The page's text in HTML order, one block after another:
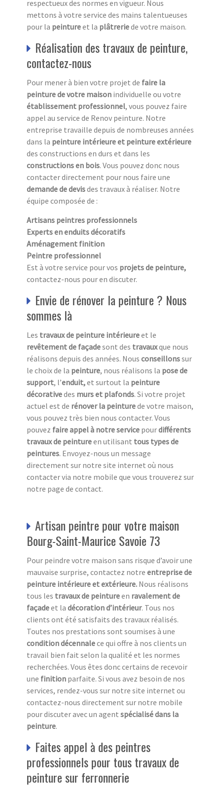
respectueux des normes en vigueur. Nous
mettons à votre service des mains talentueuses
pour la peintureet la plâtreriede votre maison.
Réalisation des travaux de peinture,
contactez-nous
Pour mener à bien votre projet de faire la
peinture de votre maison individuelle ou votre
établissement professionnel, vous pouvez faire
appel au service de Renov peinture. Notre
entreprise travaille depuis de nombreuses années
dans la peinture intérieure et peinture extérieure
des constructions en durs et dans les
constructions en bois. Vous pouvez donc nous
contacter directement pour nous faire une
demande de devisdes travaux à réaliser. Notre
équipe composée de :
Artisans peintres professionnels
Experts en enduits décoratifs
Aménagement finition
Peintre professionnel
Est à votre service pour vos projets de peinture,
contactez-nous pour en discuter.
Envie de rénover la peinture ? Nous
sommes là
Les travaux de peinture intérieureet le
revêtement de façadesont des travauxque nous
réalisons depuis des années. Nous conseillonssur
le choix de la peinture, nous réalisons la pose de
support, l’enduit,et surtout la peinture
décorativedes murs et plafonds. Si votre projet
actuel est de rénover la peinturede votre maison,
vous pouvez très bien nous contacter. Vous
pouvez faire appel à notre service pourdifférents
travaux de peintureen utilisant tous types de
peintures. Envoyez-nous un message
directement sur notre site internet où nous
contacter via notre mobile que vous trouverez sur
notre page de contact.
Artisan peintre pour votre maison
Bourg-Saint-Maurice Savoie 73
Pour peindre votre maison sans risque d’avoir une
mauvaise surprise, contactez notre entreprise de
peinture intérieure et extérieure. Nous réalisons
tous les travaux de peintureen ravalement de
façadeet la décoration d’intérieur. Tous nos
clients ont été satisfaits des travaux réalisés.
Toutes nos prestations sont soumises à une
condition décennalece qui offre à nos clients un
travail bien fait selon la qualité et les normes
recherchées. Vous êtes donc certains de recevoir
une finition parfaite. Si vous avez besoin de nos
services, rendez-vous sur notre site internet ou
contactez-nous directement sur notre mobile
pour discuter avec un agent spécialisé dans la
peinture.
Faites appel à des peintres
professionnels pour tous travaux de
peinture sur ferronnerie